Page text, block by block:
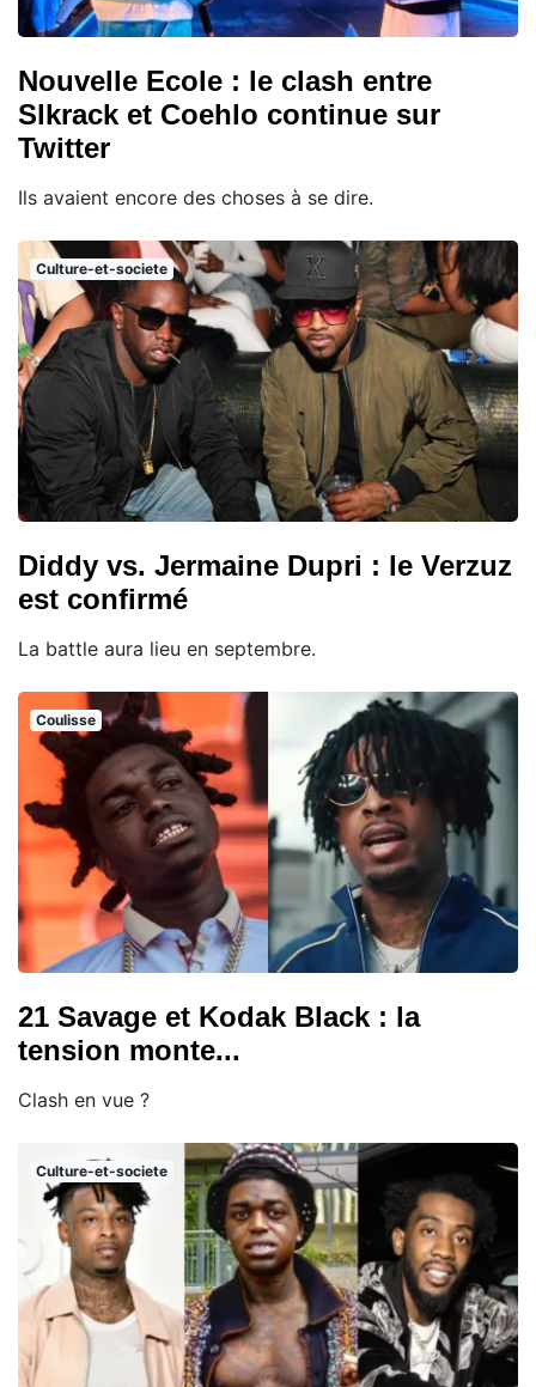
Nouvelle Ecole : le clash entre
Slkrack et Coehlo continue sur
Twitter
Ils avaient encore des choses à se dire.
Culture-et-societe
Diddy vs. Jermaine Dupri : le Verzuz
est confirmé
La battle aura lieu en septembre.
Coulisse
21 Savage et Kodak Black : la
tension monte...
Clash en vue ?
Culture-et-societe